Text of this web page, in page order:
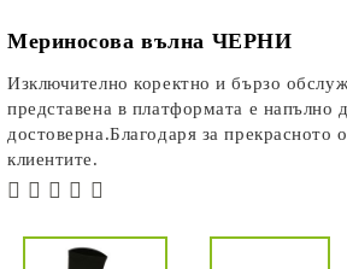
Мериносова вълна ЧЕРНИ
Изключително коректно и бързо
представена в платформата е напълно
достоверна.Благодаря за прекрасното
клиентите.